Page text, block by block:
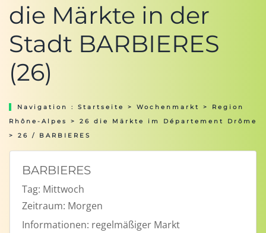
die Märkte in der
Stadt BARBIERES
(26)
Navigation : Startseite > Wochenmarkt > Region
Rhône-Alpes
> 26 die Märkte im Département Drôme
> 26 / BARBIERES
BARBIERES
Tag: Mittwoch
Zeitraum: Morgen
Informationen: regelmäßiger Markt